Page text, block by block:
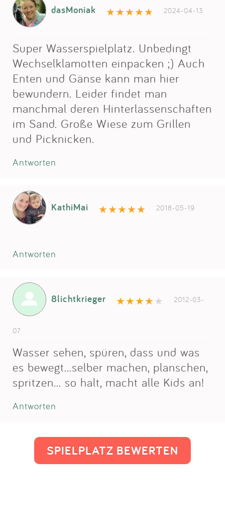
dasMoniak 2024-04-13
Super Wasserspielplatz. Unbedingt
Wechselklamotten einpacken ;) Auch
Enten und Gänse kann man hier
bewundern. Leider findet man
manchmal deren Hinterlassenschaften
im Sand. Große Wiese zum Grillen
und Picknicken.
Antworten
KathiMai 2018-05-19
Antworten
8lichtkrieger 2012-03-
07
Wasser sehen, spüren, dass und was
es bewegt...selber machen, planschen,
spritzen... so halt, macht alle Kids an!
Antworten
SPIELPLATZ BEWERTEN